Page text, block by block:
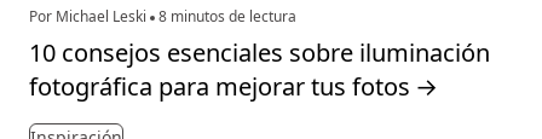
Por Michael Leski 8 minutos de lectura
10 consejos esenciales sobre iluminación
fotográfica para mejorar tus fotos →